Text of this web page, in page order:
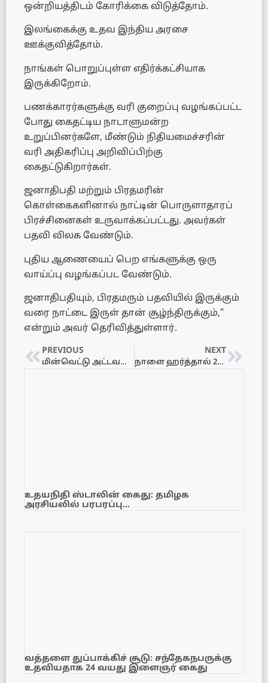
ஒன்றியத்திடம் கோரிக்கை விடுத்தோம்.
இலங்கைக்கு உதவ இந்திய அரசை
ஊக்குவித்தோம்.
நாங்கள் பொறுப்புள்ள எதிர்க்கட்சியாக
இருக்கிறோம்.
பணக்காரர்களுக்கு வரி குறைப்பு வழங்கப்பட்ட
போது கைதட்டிய நாடாளுமன்ற
உறுப்பினர்களே, மீண்டும் நிதியமைச்சரின்
வரி அதிகரிப்பு அறிவிப்பிற்கு
கைதட்டுகிறார்கள்.
ஜனாதிபதி மற்றும் பிரதமரின்
கொள்கைகளினால் நாட்டின் பொருளாதாரப்
பிரச்சினைகள் உருவாக்கப்பட்டது. அவர்கள்
பதவி விலக வேண்டும்.
புதிய ஆணையைப் பெற எங்களுக்கு ஒரு
வாய்ப்பு வழங்கப்பட வேண்டும்.
ஜனாதிபதியும், பிரதமரும் பதவியில் இருக்கும்
வரை நாட்டை இருள் தான் சூழ்ந்திருக்கும்,”
என்றும் அவர் தெரிவித்துள்ளார்.
PREVIOUS
மின்வெட்டு அட்டவணை 05.05.2022 – Power Interruption Schedule
NEXT
நாளை ஹர்த்தால் 2000 தொழிற்சங்கங்கள் ஆதரவு
உதயநிதி ஸ்டாலின் கைது: தமிழக
அரசியலில் பரபரப்பு…
வத்தளை துப்பாக்கிச் சூடு: சந்தேகநபருக்கு
உதவியதாக 24 வயது இளைஞர் கைது